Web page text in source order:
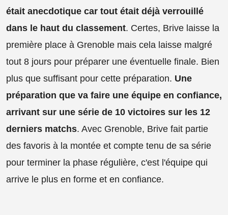
était anecdotique car tout était déjà verrouillé
dans le haut du classement. Certes, Brive laisse la
première place à Grenoble mais cela laisse malgré
tout 8 jours pour préparer une éventuelle finale. Bien
plus que suffisant pour cette préparation. Une
préparation que va faire une équipe en confiance,
arrivant sur une série de 10 victoires sur les 12
derniers matchs. Avec Grenoble, Brive fait partie
des favoris à la montée et compte tenu de sa série
pour terminer la phase régulière, c'est l'équipe qui
arrive le plus en forme et en confiance.